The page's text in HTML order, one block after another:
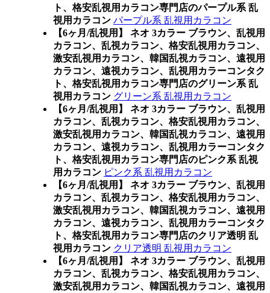
ト、格安乱視用カラコン専門店のパープル系 乱
視用カラコン パープル系 乱視用カラコン
【6ヶ月/乱視用】 ネオ 3カラー ブラウン、乱視用
カラコン、乱視カラコン、格安乱視用カラコン、
激安乱視用カラコン、韓国乱視カラコン、遠視用
カラコン、遠視カラコン、乱視用カラーコンタク
ト、格安乱視用カラコン専門店のグリーン系 乱
視用カラコン グリーン系 乱視用カラコン
【6ヶ月/乱視用】 ネオ 3カラー ブラウン、乱視用
カラコン、乱視カラコン、格安乱視用カラコン、
激安乱視用カラコン、韓国乱視カラコン、遠視用
カラコン、遠視カラコン、乱視用カラーコンタク
ト、格安乱視用カラコン専門店のピンク系 乱視
用カラコン ピンク系 乱視用カラコン
【6ヶ月/乱視用】 ネオ 3カラー ブラウン、乱視用
カラコン、乱視カラコン、格安乱視用カラコン、
激安乱視用カラコン、韓国乱視カラコン、遠視用
カラコン、遠視カラコン、乱視用カラーコンタク
ト、格安乱視用カラコン専門店のクリア透明 乱
視用カラコン クリア透明 乱視用カラコン
【6ヶ月/乱視用】 ネオ 3カラー ブラウン、乱視用
カラコン、乱視カラコン、格安乱視用カラコン、
激安乱視用カラコン、韓国乱視カラコン、遠視用